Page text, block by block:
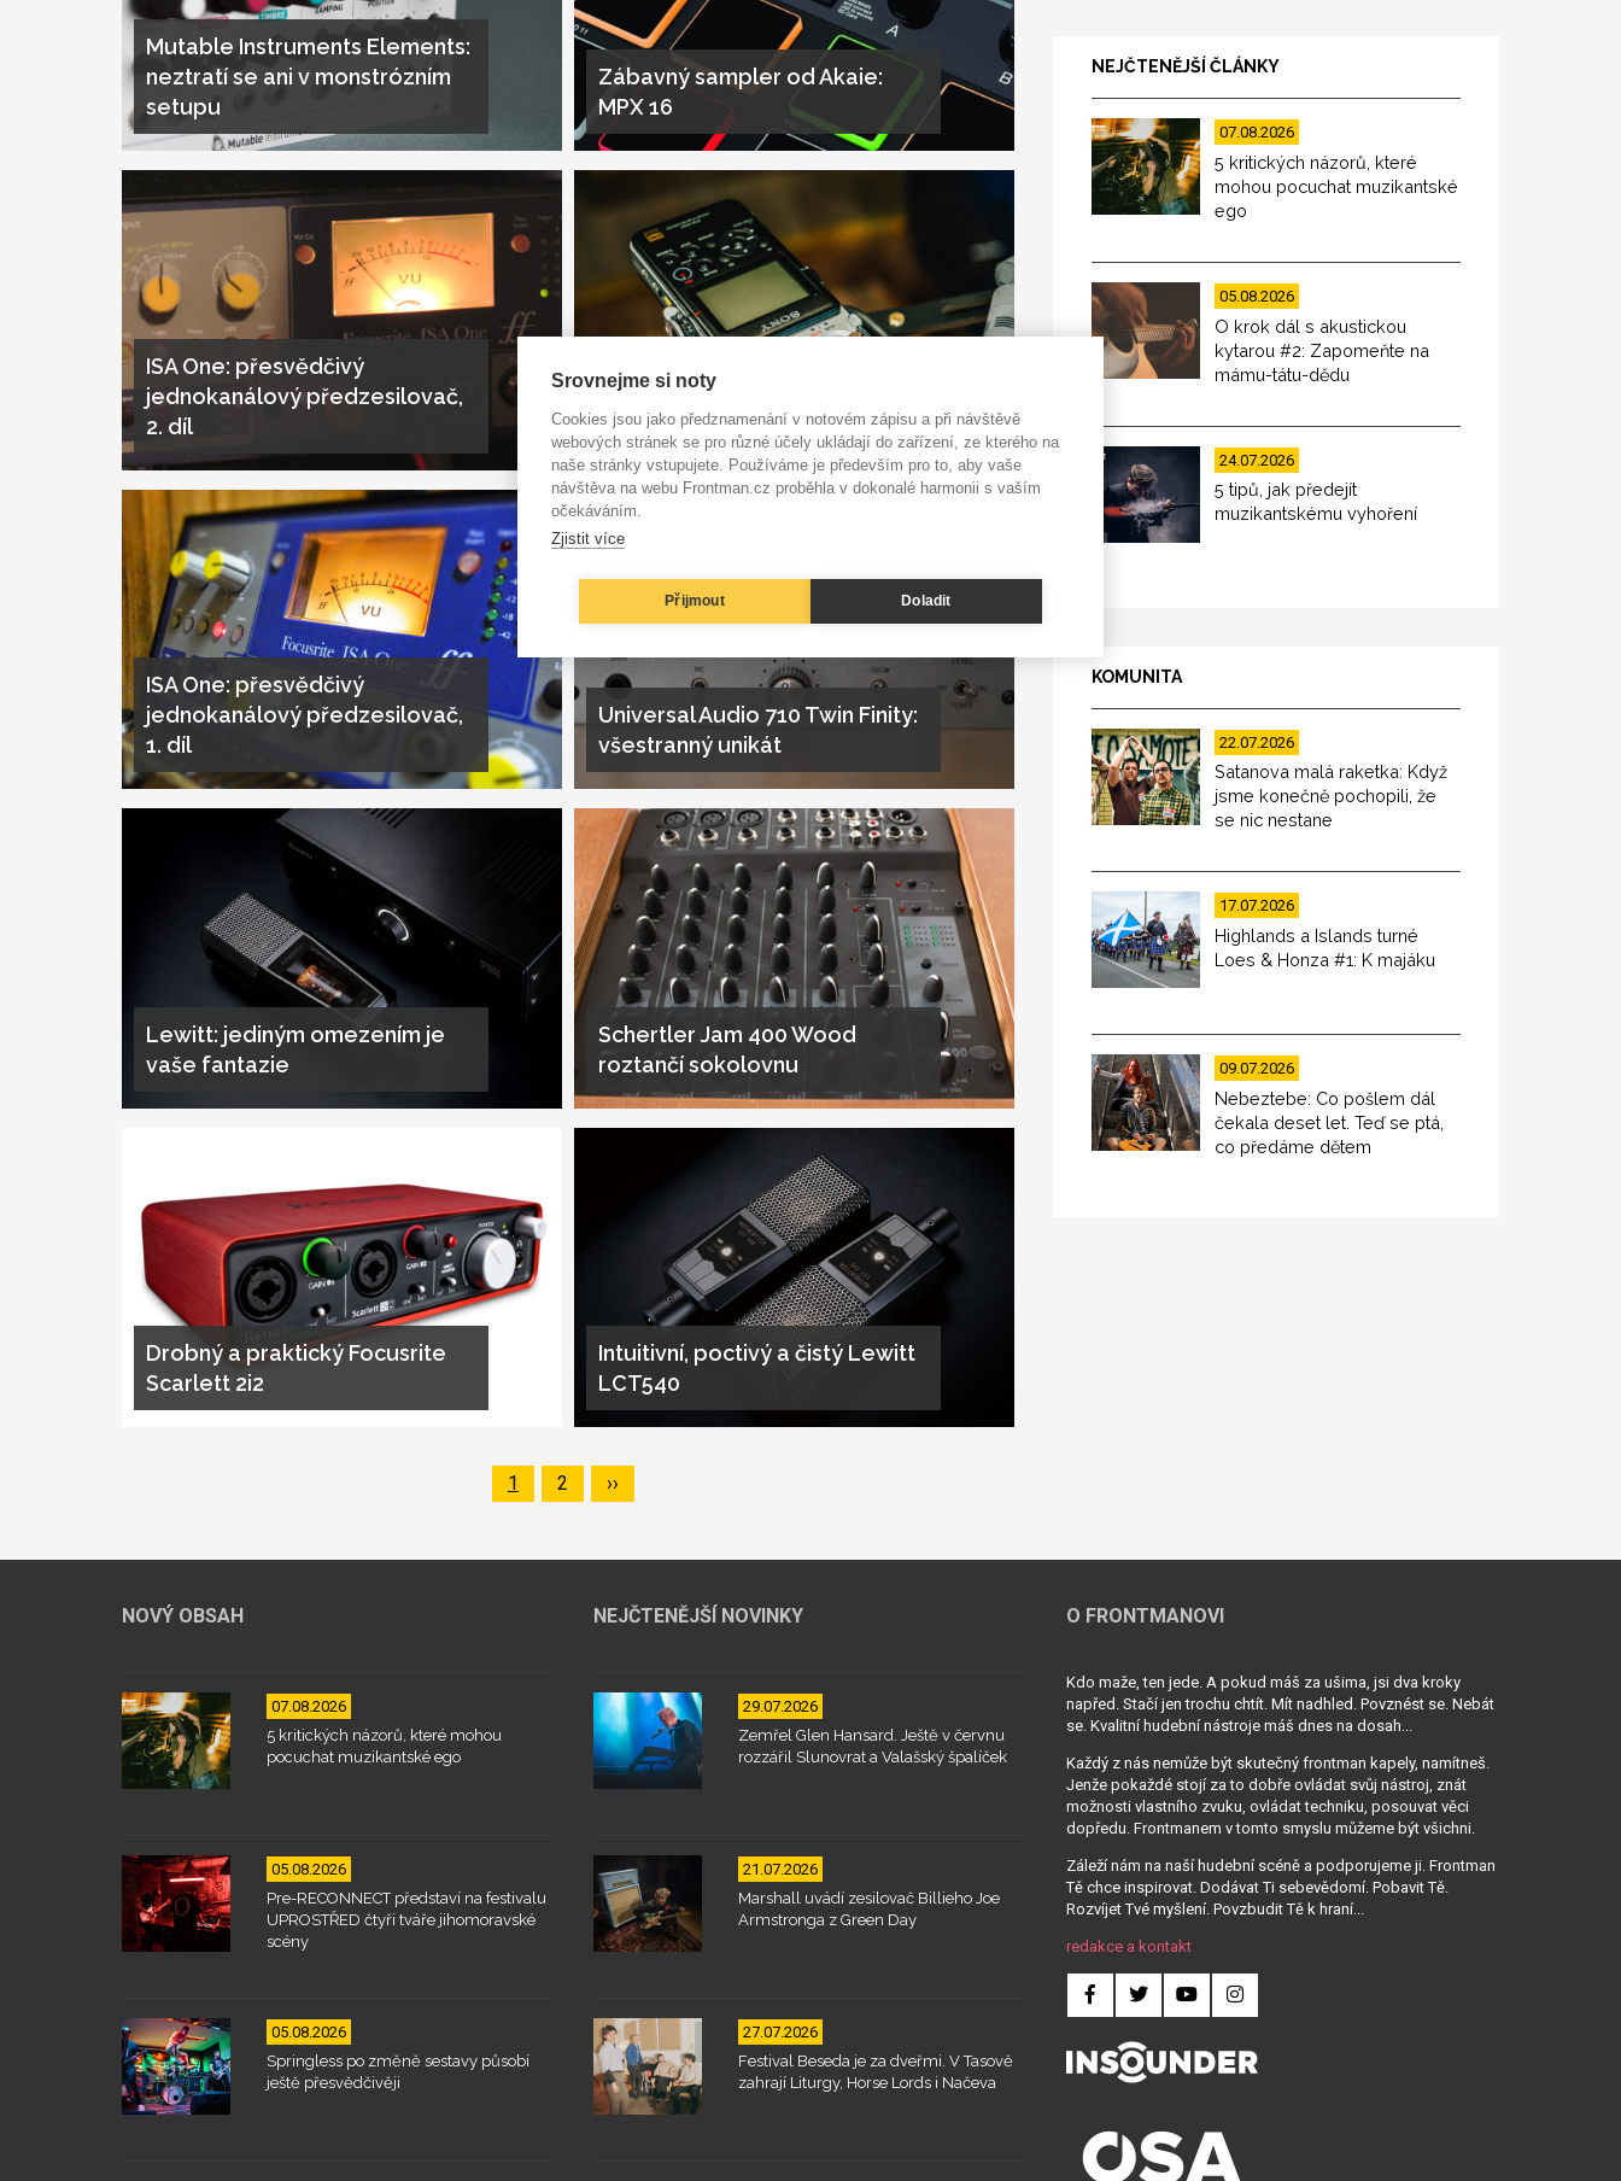
Mutable Instruments Elements:
neztratí se ani v monstrózním
setupu
Zábavný sampler od Akaie:
MPX 16
ISA One: přesvědčivý
jednokanálový předzesilovač,
2. díl
SONY PCM-D100: vytuněný
rekordér pro fajnšmekry
ISA One: přesvědčivý
jednokanálový předzesilovač,
1. díl
Universal Audio 710 Twin Finity:
všestranný unikát
Lewitt: jediným omezením je
vaše fantazie
Schertler Jam 400 Wood
roztančí sokolovnu
Drobný a praktický Focusrite
Scarlett 2i2
Intuitivní, poctivý a čistý Lewitt
LCT540
Page
1 Page
2
Následující
››
NEJČTENĚJŠÍ ČLÁNKY
07.08.2026
5 kritických názorů, které
mohou pocuchat muzikantské
ego
05.08.2026
O krok dál s akustickou
kytarou #2: Zapomeňte na
mámu-tátu-dědu
24.07.2026
5 tipů, jak předejít
muzikantskému vyhoření
KOMUNITA
22.07.2026
Satanova malá raketka: Když
jsme konečně pochopili, že
se nic nestane
17.07.2026
Highlands a Islands turné
Loes & Honza #1: K majáku
09.07.2026
Nebeztebe: Co pošlem dál
čekala deset let. Teď se ptá,
co předáme dětem
NOVÝ OBSAH
07.08.2026
5 kritických názorů, které mohou
pocuchat muzikantské ego
05.08.2026
Pre-RECONNECT představí na festivalu
UPROSTŘED čtyři tváře jihomoravské
scény
05.08.2026
Springless po změně sestavy působí
ještě přesvědčivěji
NEJČTENĚJŠÍ NOVINKY
29.07.2026
Zemřel Glen Hansard. Ještě v červnu
rozzářil Slunovrat a Valašský špalíček
21.07.2026
Marshall uvádí zesilovač Billieho Joe
Armstronga z Green Day
27.07.2026
Festival Beseda je za dveřmi. V Tasově
zahrají Liturgy, Horse Lords i Načeva
O FRONTMANOVI
Kdo maže, ten jede. A pokud máš za ušima, jsi dva kroky
napřed. Stačí jen trochu chtít. Mít nadhled. Povznést se. Nebát
se. Kvalitní hudební nástroje máš dnes na dosah...
Každý z nás nemůže být skutečný frontman kapely, namítneš.
Jenže pokaždé stojí za to dobře ovládat svůj nástroj, znát
možnosti vlastního zvuku, ovládat techniku, posouvat věci
dopředu. Frontmanem v tomto smyslu můžeme být všichni.
Záleží nám na naší hudební scéně a podporujeme ji. Frontman
Tě chce inspirovat. Dodávat Ti sebevědomí. Pobavit Tě.
Rozvíjet Tvé myšlení. Povzbudit Tě k hraní...
redakce a kontakt
Srovnejme si noty
Cookies jsou jako předznamenání v notovém zápisu a při návštěvě
webových stránek se pro různé účely ukládají do zařízení, ze kterého na
naše stránky vstupujete. Používáme je především pro to, aby vaše
návštěva na webu Frontman.cz proběhla v dokonalé harmonii s vaším
očekáváním.
Zjistit více
Přijmout Doladit